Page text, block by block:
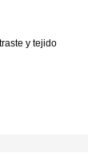
y tejido